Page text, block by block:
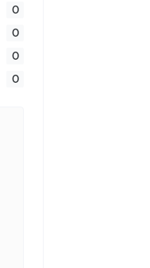
0
0
0
0